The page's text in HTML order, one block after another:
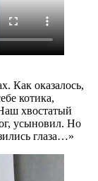
Как оказалось,
котика,
хвостатый
усыновил. Но
глаза…»